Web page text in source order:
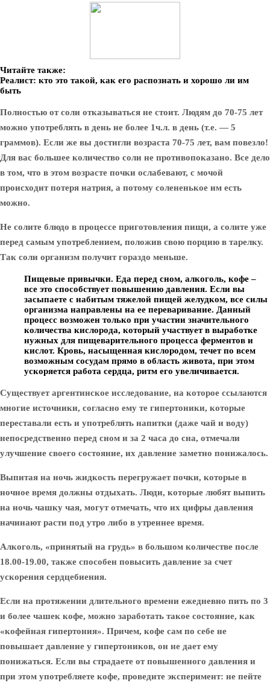
Читайте также:
Реалист: кто это такой, как его распознать и хорошо ли им
быть
Полностью от соли отказываться не стоит. Людям до 70-75 лет
можно употреблять в день не более 1ч.л. в день (т.е. — 5
граммов). Если же вы достигли возраста 70-75 лет, вам повезло!
Для вас большее количество соли не противопоказано. Все дело
в том, что в этом возрасте почки ослабевают, с мочой
происходит потеря натрия, а потому солененькое им есть
можно.
Не солите блюдо в процессе приготовления пищи, а солите уже
перед самым употреблением, положив свою порцию в тарелку.
Так соли организм получит гораздо меньше.
Пищевые привычки. Еда перед сном, алкоголь, кофе –
все это способствует повышению давления. Если вы
засыпаете с набитым тяжелой пищей желудком, все силы
организма направлены на ее переваривание. Данный
процесс возможен только при участии значительного
количества кислорода, который участвует в выработке
нужных для пищеварительного процесса ферментов и
кислот. Кровь, насыщенная кислородом, течет по всем
возможным сосудам прямо в область живота, при этом
ускоряется работа сердца, ритм его увеличивается.
Существует аргентинское исследование, на которое ссылаются
многие источники, согласно ему те гипертоники, которые
переставали есть и употреблять напитки (даже чай и воду)
непосредственно перед сном и за 2 часа до сна, отмечали
улучшение своего состояние, их давление заметно понижалось.
Выпитая на ночь жидкость перегружает почки, которые в
ночное время должны отдыхать. Люди, которые любят выпить
на ночь чашку чая, могут отмечать, что их цифры давления
начинают расти под утро либо в утреннее время.
Алкоголь, «принятый на грудь» в большом количестве после
18.00-19.00, также способен повысить давление за счет
ускорения сердцебиения.
Если на протяжении длительного времени ежедневно пить по 3
и более чашек кофе, можно заработать такое состояние, как
«кофейная гипертония». Причем, кофе сам по себе не
повышает давление у гипертоников, он не дает ему
понижаться. Если вы страдаете от повышенного давления и
при этом употребляете кофе, проведите эксперимент: не пейте